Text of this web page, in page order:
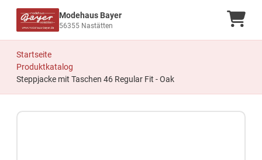
Modehaus Bayer
56355 Nastätten
Startseite
Produktkatalog
Steppjacke mit Taschen 46 Regular Fit - Oak